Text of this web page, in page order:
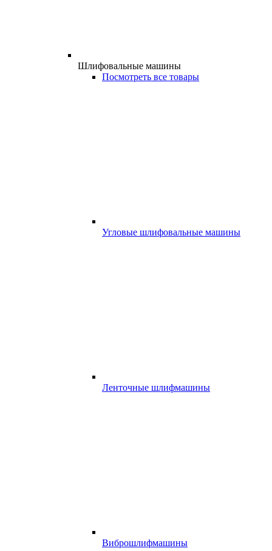
Шлифовальные машины
Посмотреть все товары
Угловые шлифовальные машины
Ленточные шлифмашины
Виброшлифмашины